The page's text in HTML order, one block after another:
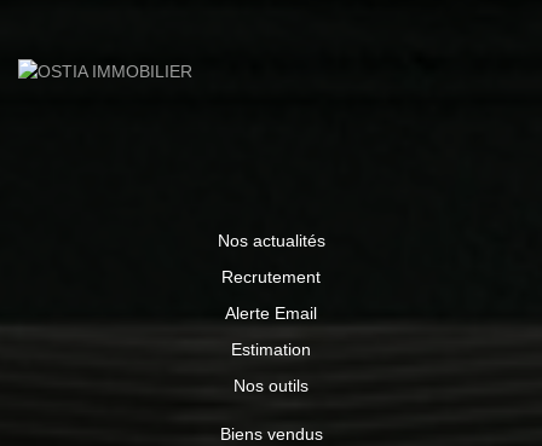
Nos actualités
Recrutement
Alerte Email
Estimation
Nos outils
Biens vendus